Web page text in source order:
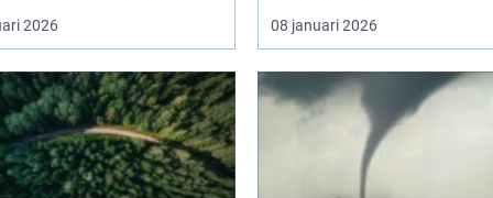
2026 08 januari 2026